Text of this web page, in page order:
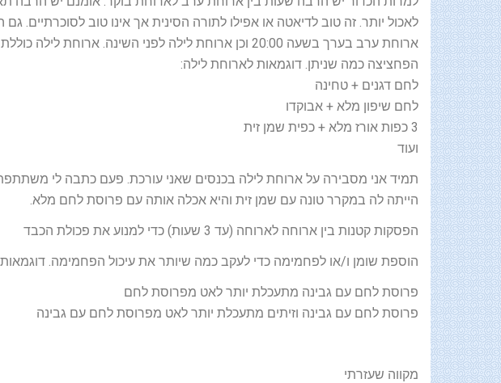
לאכול יותר. זה טוב לדיאטה או אפילו לתורה הסינית אך אינו טוב לסוכרתיים.
ארוחת ערב בערך בשעה 20:00 וכן ארוחת לילה לפני השינה.
הפחציצה כמה שניתן. דוגמאות לארוחת לילה:
לחם דגנים + טחינה
לחם שיפון מלא + אבוקדו
3 כפות אורז מלא + כפית שמן זית
ועוד
תמיד אני מסבירה על ארוחת לילה בכנסים שאני עורכת. פעם כתבה לי
הייתה לה במקרר טונה עם שמן זית והיא אכלה אותה עם פרוסת לחם מלא.
הפסקות קטנות בין ארוחה לארוחה (עד 3 שעות) כדי למנוע את פכולת הכבד
הוספת שומן ו/או לפחמימה כדי לעקב כמה שיותר את עיכול הפחמימה.
פרוסת לחם עם גבינה מתעכלת יותר לאט מפרוסת לחם
פרוסת לחם עם גבינה וזיתים מתעכלת יותר לאט מפרוסת לחם עם גבינה
מקווה שעזרתי